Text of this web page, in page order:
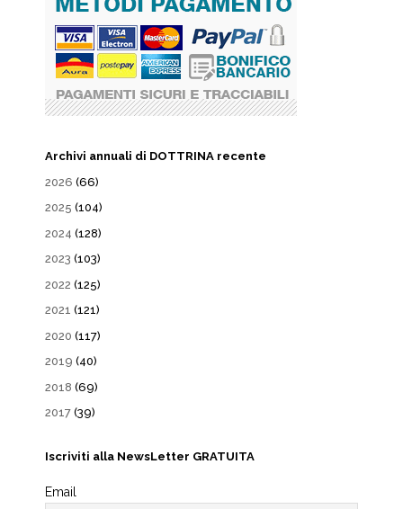
Archivi annuali di DOTTRINA recente
2026 (66)
2025 (104)
2024 (128)
2023 (103)
2022 (125)
2021 (121)
2020 (117)
2019 (40)
2018 (69)
2017 (39)
Iscriviti alla NewsLetter GRATUITA
Email